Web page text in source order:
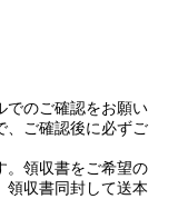
でのご確認をお願い
、ご確認後に必ずご
。領収書をご希望の
領収書同封して送本